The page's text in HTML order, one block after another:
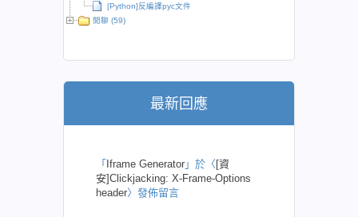
[Python]反編譯pyc文件
閒聊 (59)
最新回應
「 Iframe Generator 」於〈 [資
安]Clickjacking: X-Frame-Options
header〉發佈留言